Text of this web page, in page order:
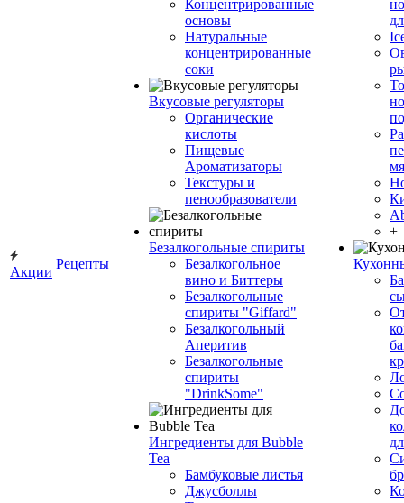
Акции
Рецепты
Концентрированные
основы
Натуральные
концентрированные
соки
Вкусовые регуляторы
Органические
кислоты
Пищевые
Ароматизаторы
Текстуры и
пенообразователи
Безалкогольные спириты
Безалкогольное
вино и Биттеры
Безалкогольные
спириты "Giffard"
Безалкогольный
Аперитив
Безалкогольные
спириты
"DrinkSome"
Ингредиенты для Bubble
Tea
Бамбуковые листья
Джусболлы
+